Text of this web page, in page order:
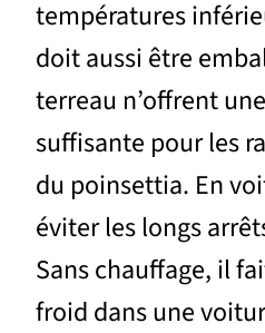
températures
doit aussi être
terreau n’offrent
suffisante pour les
du poinsettia. En
éviter les longs
Sans chauffage, il
froid dans une